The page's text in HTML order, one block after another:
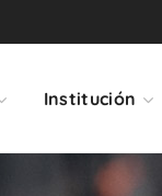
Institución